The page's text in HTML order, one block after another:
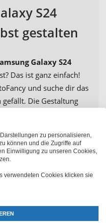
S24
gestalten
Galaxy S24
Das ist ganz einfach!
und suche dir das
Die Gestaltung
musst also keine App
Editor lädst du dein
Wünschen auf dem
Farben
Galaxy S24
zu personalisieren,
können und die Zugriffe auf
Einwilligung zu unseren Cookies,
verwendeten Cookies klicken sie